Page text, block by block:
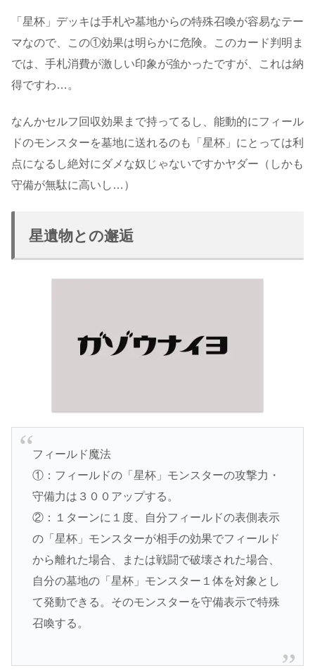
「星杯」デッキは手札や墓地からの特殊召喚が容易なテー
マなので、この①効果は明らかに危険。このカード判明ま
では、手札消費が激しい印象が強かったですが、これは納
得ですわ…。
なんかセルフ回収効果まで持ってるし、能動的にフィール
ドのモンスターを墓地に送れるのも「星杯」にとっては利
点になるし絶対にダメな奴じゃないですかヤダー（しかも
守備が無駄に高いし…）
星遺物との邂逅
フィールド魔法
①：フィールドの「星杯」モンスターの攻撃力・
守備力は３００アップする。
②：１ターンに１度、自分フィールドの表側表示
の「星杯」モンスターが相手の効果でフィールド
から離れた場合、または戦闘で破壊された場合、
自分の墓地の「星杯」モンスター１体を対象とし
て発動できる。そのモンスターを守備表示で特殊
召喚する。